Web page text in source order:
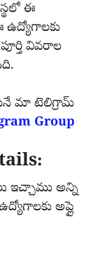
ఈ
ఉద్యోగాలకు
వివరాల
మా టెలిగ్రామ్
Group
ఇచ్చాము అన్ని
అప్లై